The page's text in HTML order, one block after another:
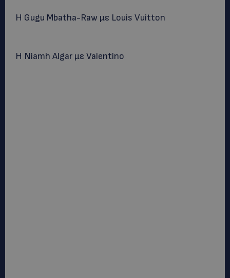
Η Gugu Mbatha-Raw με Louis Vuitton
Η Niamh Algar με Valentino